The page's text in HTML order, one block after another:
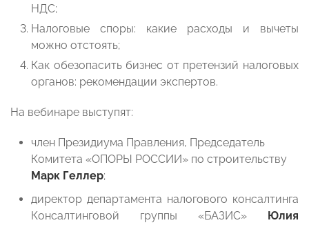
НДС;
Налоговые споры: какие расходы и вычеты
можно отстоять;
Как обезопасить бизнес от претензий налоговых
органов: рекомендации экспертов.
На вебинаре выступят:
член Президиума Правления, Председатель
Комитета «ОПОРЫ РОССИИ» по строительству
Марк Геллер;
директор департамента налогового консалтинга
Консалтинговой группы «БАЗИС»
Юлия